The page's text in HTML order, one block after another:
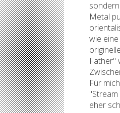
Metal
wie
Father"
Für
eher